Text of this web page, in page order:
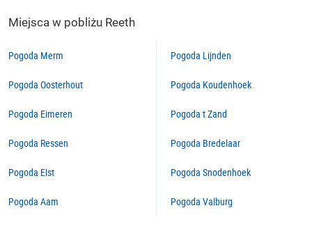
Miejsca w pobliżu Reeth
Pogoda Merm
Pogoda Oosterhout
Pogoda Eimeren
Pogoda Ressen
Pogoda Elst
Pogoda Aam
Pogoda Lijnden
Pogoda Koudenhoek
Pogoda t Zand
Pogoda Bredelaar
Pogoda Snodenhoek
Pogoda Valburg